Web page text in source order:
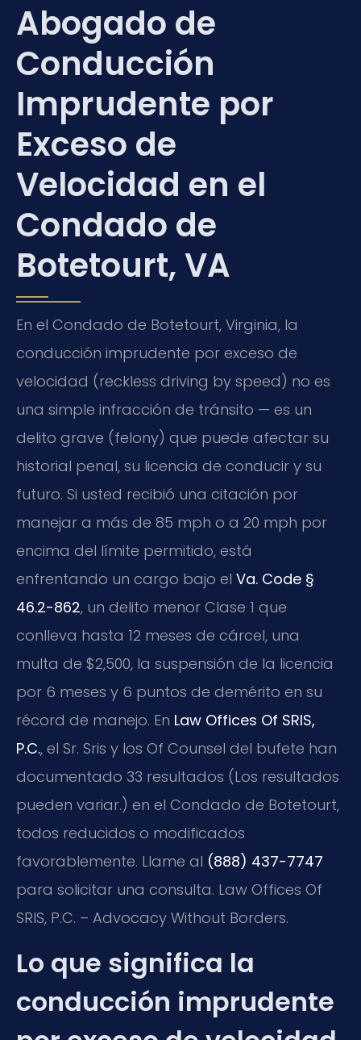
Abogado de
Conducción
Imprudente por
Exceso de
Velocidad en el
Condado de
Botetourt, VA
En el Condado de Botetourt, Virginia, la
conducción imprudente por exceso de
velocidad (reckless driving by speed) no es
una simple infracción de tránsito — es un
delito grave (felony) que puede afectar su
historial penal, su licencia de conducir y su
futuro. Si usted recibió una citación por
manejar a más de 85 mph o a 20 mph por
encima del límite permitido, está
enfrentando un cargo bajo el Va. Code §
46.2-862, un delito menor Clase 1 que
conlleva hasta 12 meses de cárcel, una
multa de $2,500, la suspensión de la licencia
por 6 meses y 6 puntos de demérito en su
récord de manejo. En Law Offices Of SRIS,
P.C., el Sr. Sris y los Of Counsel del bufete han
documentado 33 resultados (Los resultados
pueden variar.) en el Condado de Botetourt,
todos reducidos o modificados
favorablemente. Llame al (888) 437-7747
para solicitar una consulta. Law Offices Of
SRIS, P.C. – Advocacy Without Borders.
Lo que significa la
conducción imprudente